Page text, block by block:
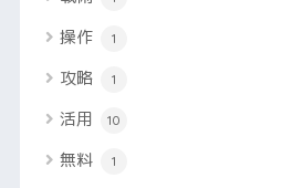
操作 1
攻略 1
活用 10
無料 1